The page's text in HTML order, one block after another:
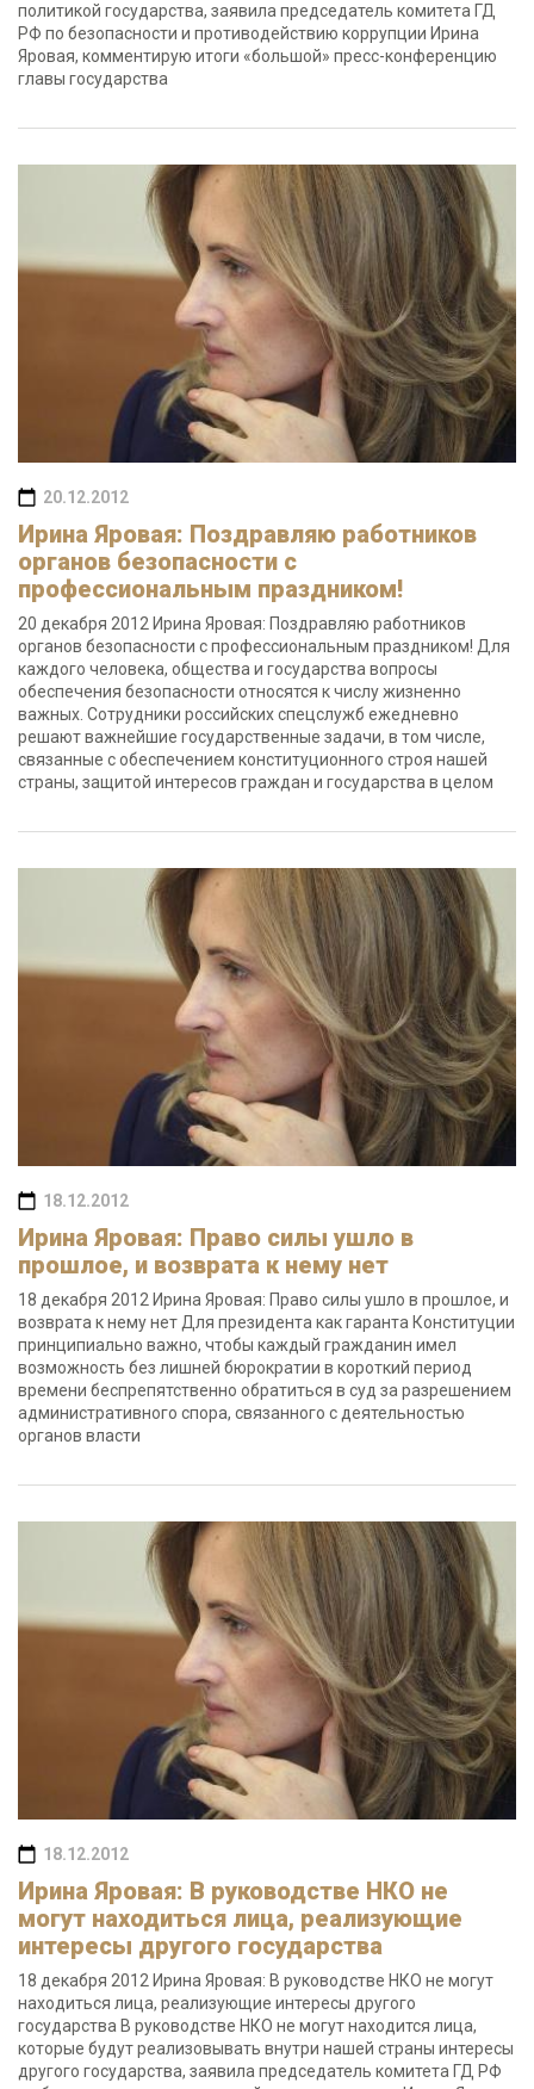
политикой государства, заявила председатель комитета ГД
РФ по безопасности и противодействию коррупции Ирина
Яровая, комментирую итоги «большой» пресс-конференцию
главы государства
20.12.2012
Ирина Яровая: Поздравляю работников
органов безопасности с
профессиональным праздником!
20 декабря 2012 Ирина Яровая: Поздравляю работников
органов безопасности с профессиональным праздником! Для
каждого человека, общества и государства вопросы
обеспечения безопасности относятся к числу жизненно
важных. Сотрудники российских спецслужб ежедневно
решают важнейшие государственные задачи, в том числе,
связанные с обеспечением конституционного строя нашей
страны, защитой интересов граждан и государства в целом
18.12.2012
Ирина Яровая: Право силы ушло в
прошлое, и возврата к нему нет
18 декабря 2012 Ирина Яровая: Право силы ушло в прошлое, и
возврата к нему нет Для президента как гаранта Конституции
принципиально важно, чтобы каждый гражданин имел
возможность без лишней бюрократии в короткий период
времени беспрепятственно обратиться в суд за разрешением
административного спора, связанного с деятельностью
органов власти
18.12.2012
Ирина Яровая: В руководстве НКО не
могут находиться лица, реализующие
интересы другого государства
18 декабря 2012 Ирина Яровая: В руководстве НКО не могут
находиться лица, реализующие интересы другого
государства В руководстве НКО не могут находится лица,
которые будут реализовывать внутри нашей страны интересы
другого государства, заявила председатель комитета ГД РФ